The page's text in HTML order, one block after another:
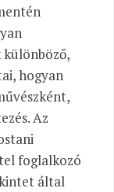
különböző,
hogyan
Az
foglalkozó
által